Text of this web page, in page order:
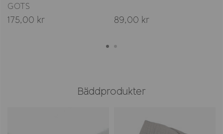
GOTS
175,00 kr 89,00 kr
Bäddprodukter